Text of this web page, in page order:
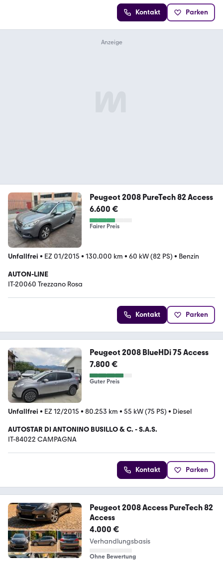
Kontakt Parken
Peugeot 2008 PureTech 82 Access
6.600 €
Fairer Preis
Unfallfrei • EZ 01/2015 • 130.000 km • 60 kW (82 PS) • Benzin
AUTON-LINE
IT-20060 Trezzano Rosa
Kontakt Parken
Peugeot 2008 BlueHDi 75 Access
7.800 €
Guter Preis
Unfallfrei • EZ 12/2015 • 80.253 km • 55 kW (75 PS) • Diesel
AUTOSTAR DI ANTONINO BUSILLO & C. - S.A.S.
IT-84022 CAMPAGNA
Kontakt Parken
Peugeot 2008 Access PureTech 82
Access
4.000 €
Verhandlungsbasis
Ohne Bewertung